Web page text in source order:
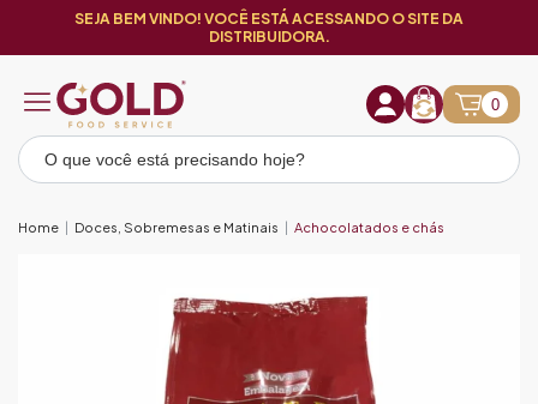
SEJA BEM VINDO! VOCÊ ESTÁ ACESSANDO O SITE DA
DISTRIBUIDORA.
0
Home Doces, Sobremesas e Matinais Achocolatados e chás